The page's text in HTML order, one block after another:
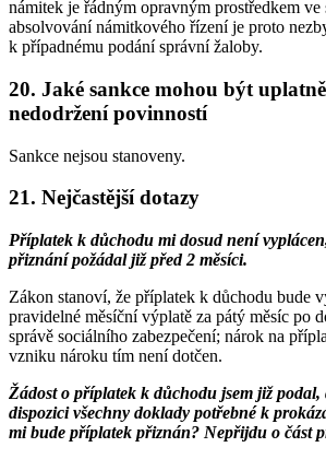
námitek je řádným opravným prostředkem ve
absolvování námitkového řízení je proto
k případnému podání správní žaloby.
20. Jaké sankce mohou být
nedodržení povinností
Sankce nejsou stanoveny.
21. Nejčastější dotazy
Příplatek k důchodu mi dosud není
přiznání požádal již před 2 měsíci.
Zákon stanoví, že příplatek k důchodu bude
pravidelné měsíční výplatě za pátý měsíc po
správě sociálního zabezpečení; nárok na
vzniku nároku tím není dotčen.
Žádost o příplatek k důchodu jsem již podal,
dispozici všechny doklady potřebné k
mi bude příplatek přiznán? Nepřijdu o část